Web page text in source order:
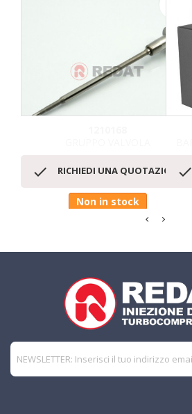
 RICHIEDI UNA QUOTAZIONE
Non in stock
